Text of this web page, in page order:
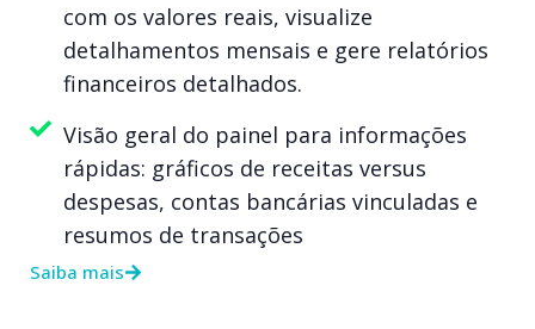
com os valores reais, visualize
detalhamentos mensais e gere relatórios
financeiros detalhados.
Visão geral do painel para informações
rápidas: gráficos de receitas versus
despesas, contas bancárias vinculadas e
resumos de transações
Saiba mais